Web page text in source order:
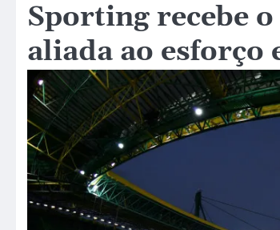
Sporting recebe
aliada ao esforço